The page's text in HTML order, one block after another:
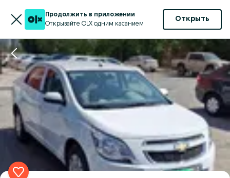
Продолжить в приложении
Открывайте OLX одним касанием
Открыть